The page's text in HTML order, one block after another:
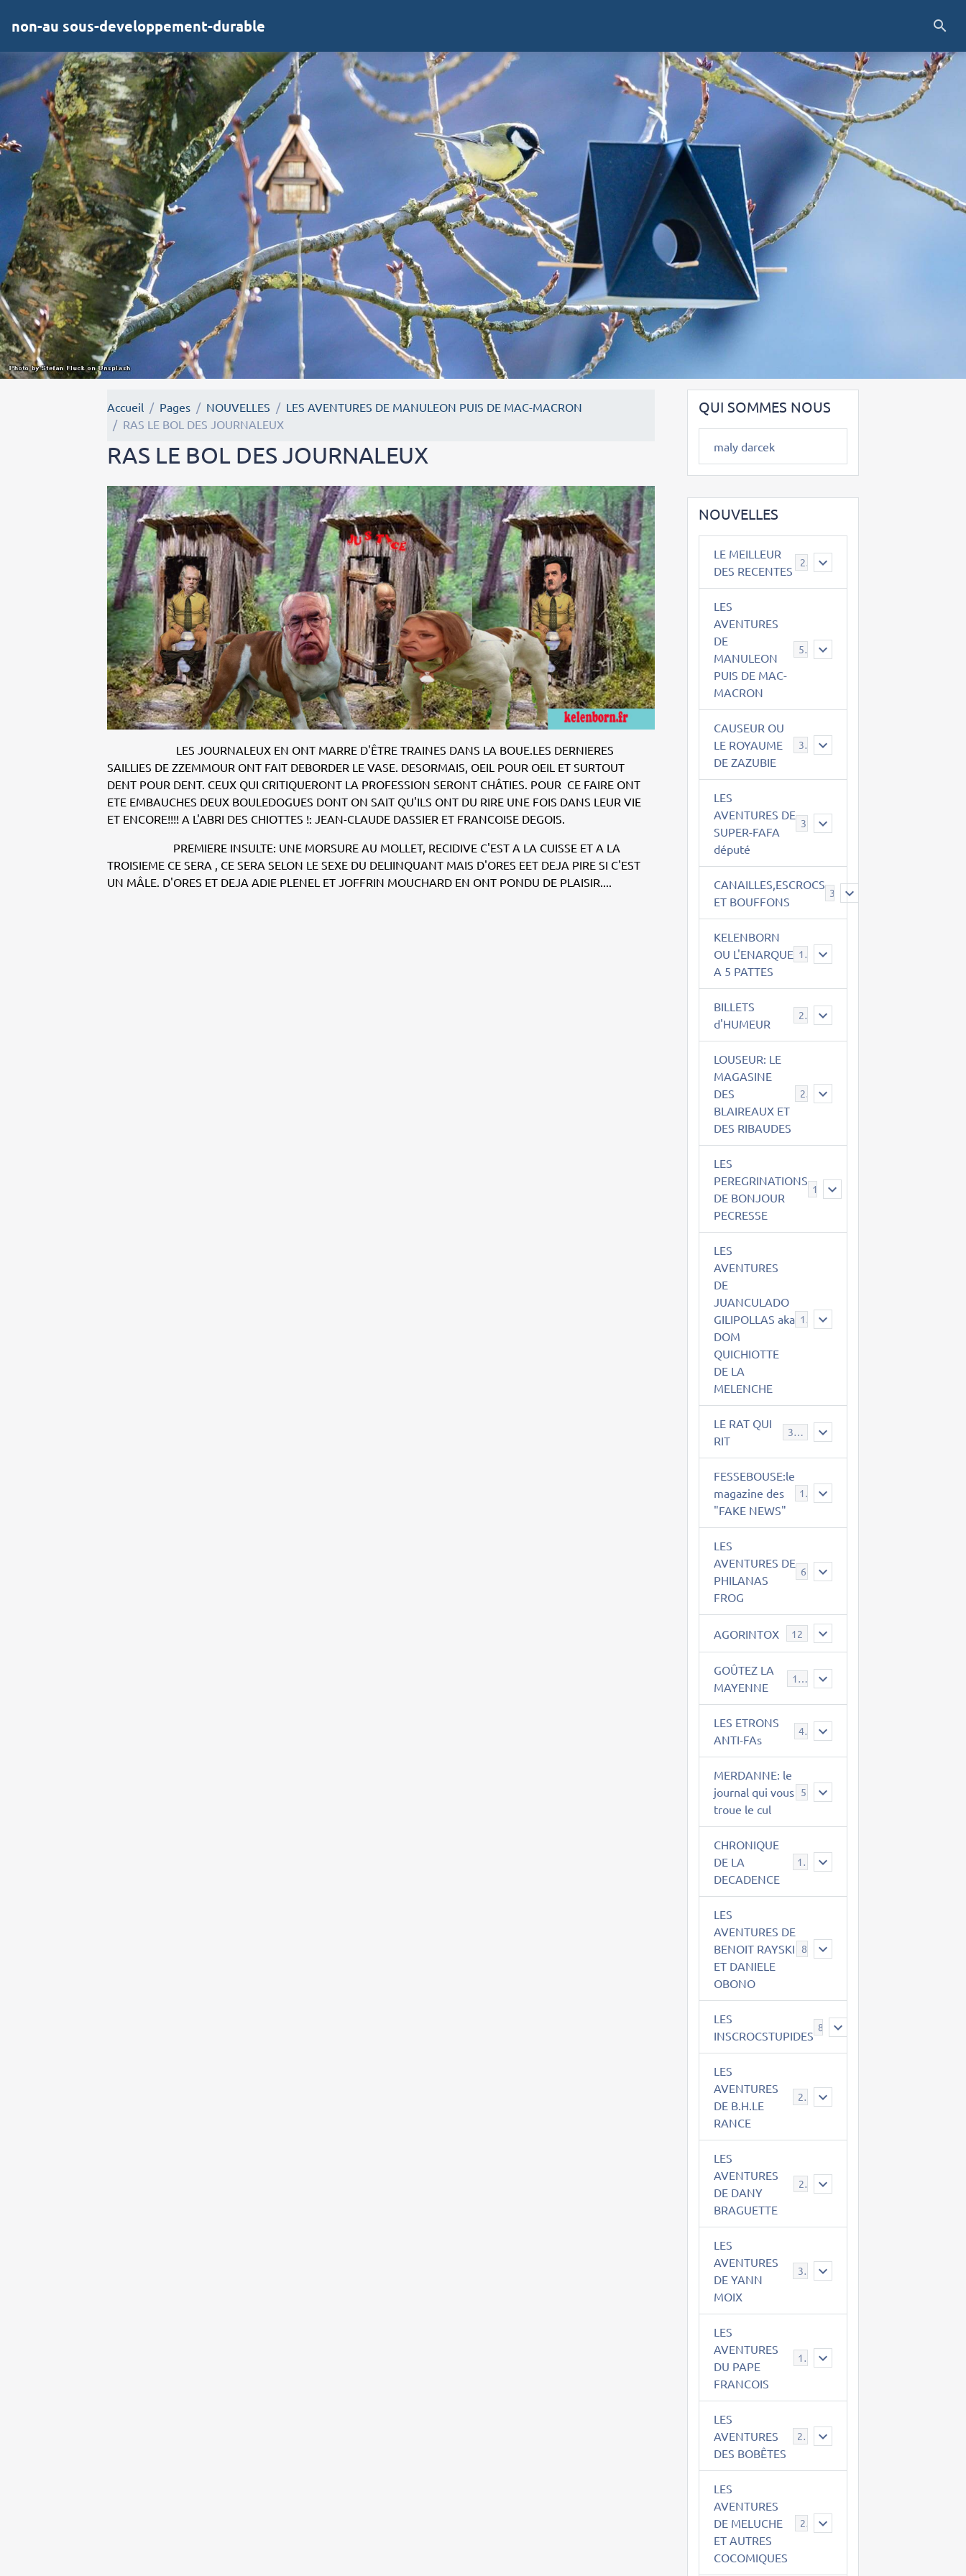
non-au sous-developpement-durable
Accueil Pages NOUVELLES
LES AVENTURES DE MANULEON PUIS DE MAC-MACRON
RAS LE BOL DES JOURNALEUX
RAS LE BOL DES JOURNALEUX
LES JOURNALEUX EN ONT MARRE D'ÊTRE TRAINES DANS LA BOUE.LES DERNIERES
SAILLIES DE ZZEMMOUR ONT FAIT DEBORDER LE VASE. DESORMAIS, OEIL POUR OEIL ET SURTOUT
DENT POUR DENT. CEUX QUI CRITIQUERONT LA PROFESSION SERONT CHÂTIES. POUR CE FAIRE ONT
ETE EMBAUCHES DEUX BOULEDOGUES DONT ON SAIT QU'ILS ONT DU RIRE UNE FOIS DANS LEUR VIE
ET ENCORE!!!! A L'ABRI DES CHIOTTES !: JEAN-CLAUDE DASSIER ET FRANCOISE DEGOIS.
PREMIERE INSULTE: UNE MORSURE AU MOLLET, RECIDIVE C'EST A LA CUISSE ET A LA
TROISIEME CE SERA , CE SERA SELON LE SEXE DU DELIINQUANT MAIS D'ORES EET DEJA PIRE SI C'EST
UN MÂLE. D'ORES ET DEJA ADIE PLENEL ET JOFFRIN MOUCHARD EN ONT PONDU DE PLAISIR....
QUI SOMMES NOUS
maly darcek
NOUVELLES
LE MEILLEUR
DES RECENTES
2
LES
AVENTURES
DE
MANULEON
PUIS DE MAC-
MACRON
543
CAUSEUR OU
LE ROYAUME
DE ZAZUBIE
38
LES
AVENTURES DE
SUPER-FAFA
député
CANAILLES,ESCROCS
ET BOUFFONS
385
KELENBORN
OU L'ENARQUE
A 5 PATTES
14
BILLETS
d'HUMEUR
2
LOUSEUR: LE
MAGASINE
DES
BLAIREAUX ET
DES RIBAUDES
21
LES
PEREGRINATIONS
DE BONJOUR
PECRESSE
14
LES
AVENTURES
DE
JUANCULADO
GILIPOLLAS aka
DOM
QUICHIOTTE
DE LA
MELENCHE
119
LE RAT QUI
RIT
395
FESSEBOUSE:le
magazine des
"FAKE NEWS"
19
LES
AVENTURES DE
PHILANAS
FROG
AGORINTOX 12
GOÛTEZ LA
MAYENNE
189
LES ETRONS
ANTI-FAs
4
MERDANNE: le
journal qui vous
troue le cul
CHRONIQUE
DE LA
DECADENCE
12
LES
AVENTURES DE
BENOIT RAYSKI
ET DANIELE
OBONO
LES
INSCROCSTUPIDES
8
LES
AVENTURES
DE B.H.LE
RANCE
21
LES
AVENTURES
DE DANY
BRAGUETTE
29
LES
AVENTURES
DE YANN
MOIX
39
LES
AVENTURES
DU PAPE
FRANCOIS
15
LES
AVENTURES
DES BOBÊTES
23
LES
AVENTURES
DE MELUCHE
ET AUTRES
COCOMIQUES
22